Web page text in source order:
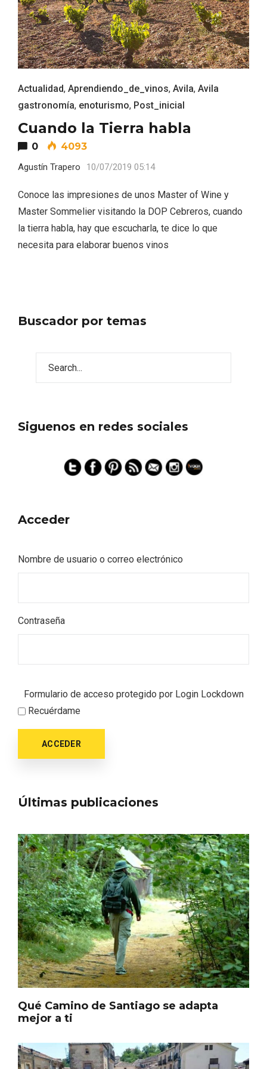
Actualidad, Aprendiendo_de_vinos, Avila, Avila
gastronomía, enoturismo, Post_inicial
Cuando la Tierra habla
0 4093
Agustín Trapero 10/07/2019 05:14
Conoce las impresiones de unos Master of Wine y
Master Sommelier visitando la DOP Cebreros, cuando
la tierra habla, hay que escucharla, te dice lo que
necesita para elaborar buenos vinos
Buscador por temas
Siguenos en redes sociales
Acceder
Nombre de usuario o correo electrónico
Contraseña
Formulario de acceso protegido por Login Lockdown
Recuérdame
ACCEDER
Últimas publicaciones
Qué Camino de Santiago se adapta
mejor a ti
ACCEDER
Ultimas entradas
y Feria de Artesanía
Velay, una imagen renovada para el
vermouth de Valladolid
El Espinar, un pueblo oculto de la Sierra
de Guadarrama en su vertiente
segoviana